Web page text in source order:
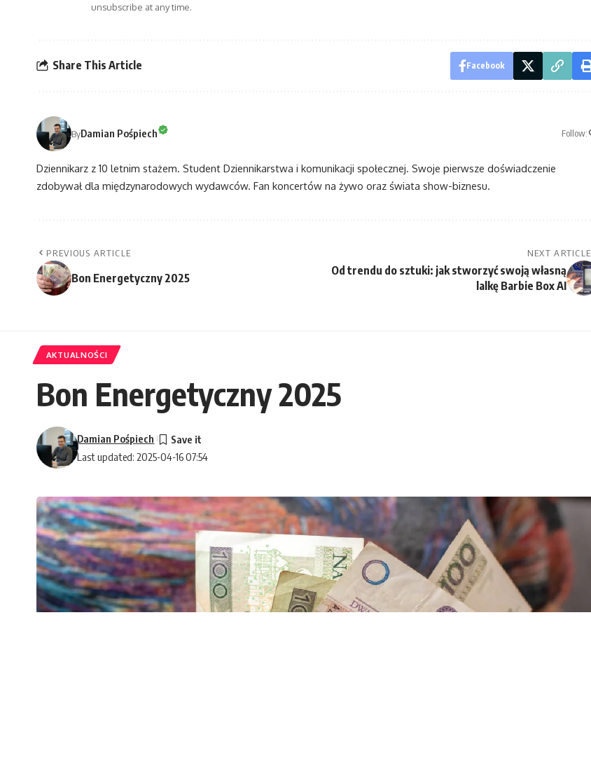
unsubscribe at any time.
Share This Article Facebook
ByDamian Pośpiech Follow:
Dziennikarz z 10 letnim stażem. Student Dziennikarstwa i komunikacji społecznej. Swoje pierwsze doświadczenie
zdobywał dla międzynarodowych wydawców. Fan koncertów na żywo oraz świata show-biznesu.
PREVIOUS ARTICLE
Bon Energetyczny 2025
NEXT ARTICLE
Od trendu do sztuki: jak stworzyć swoją własną
lalkę Barbie Box AI
AKTUALNOŚCI
Bon Energetyczny 2025
Last updated: 2025-04-16 07:54
Damian Pośpiech